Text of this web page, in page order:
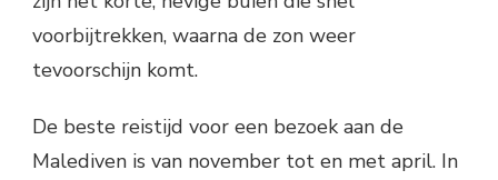
voorbijtrekken, waarna de zon weer
tevoorschijn komt.
De beste reistijd voor een bezoek aan de
Malediven is van november tot en met april. In